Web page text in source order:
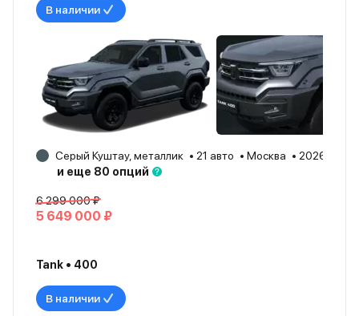
В наличии
Серый Куштау, металлик 21 авто Москва
2026
и еще 80 опций
6 299 000 ₽
5 649 000 ₽
Tank • 400
В наличии